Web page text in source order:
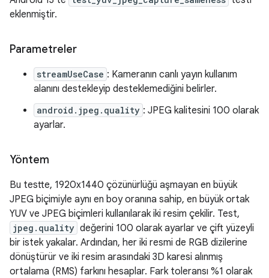
eklenmiştir.
Parametreler
streamUseCase : Kameranın canlı yayın kullanım
alanını destekleyip desteklemediğini belirler.
android.jpeg.quality : JPEG kalitesini 100 olarak
ayarlar.
Yöntem
Bu testte, 1920x1440 çözünürlüğü aşmayan en büyük
JPEG biçimiyle aynı en boy oranına sahip, en büyük ortak
YUV ve JPEG biçimleri kullanılarak iki resim çekilir. Test,
jpeg.quality değerini 100 olarak ayarlar ve çift yüzeyli
bir istek yakalar. Ardından, her iki resmi de RGB dizilerine
dönüştürür ve iki resim arasındaki 3D karesi alınmış
ortalama (RMS) farkını hesaplar. Fark toleransı %1 olarak